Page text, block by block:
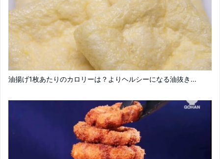
油揚げ1枚あたりのカロリーは？よりヘルシーになる油抜き...